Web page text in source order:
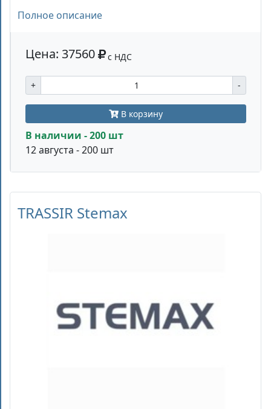
Полное описание
Цена: 37560 с НДС
+ -
В корзину
В наличии - 200 шт
12 августа - 200 шт
TRASSIR Stemax